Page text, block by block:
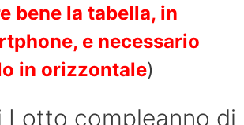
bene la tabella, in
e necessario
in orizzontale)
Lotto compleanno di